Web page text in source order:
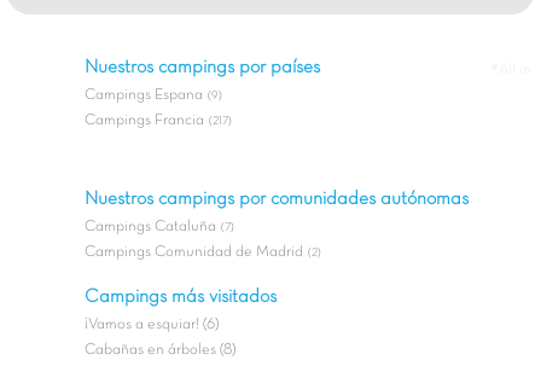
Nuestros campings por países
Campings Espana (9)
Campings Francia (217)
Nuestros campings por comunidades autónomas
Campings Cataluña (7)
Campings Comunidad de Madrid (2)
Campings más visitados
¡Vamos a esquiar! (6)
Cabañas en árboles (8)